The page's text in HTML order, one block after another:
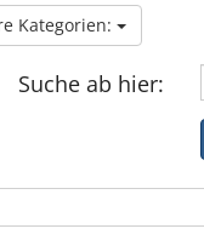
Kategorien:
Suche ab hier: